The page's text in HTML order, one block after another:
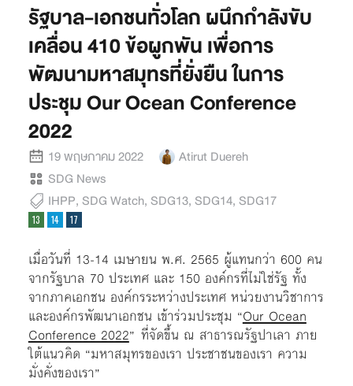
รัฐบาล-เอกชนทั่วโลก ผนึกกำลังขับ
เคลื่อน 410 ข้อผูกพัน เพื่อการ
พัฒนามหาสมุทรที่ยั่งยืน ในการ
ประชุม Our Ocean Conference
2022
19 พฤษภาคม 2022
Atirut Duereh
SDG News
IHPP, SDG Watch, SDG13, SDG14, SDG17
เมื่อวันที่ 13-14 เมษายน พ.ศ. 2565 ผู้แทนกว่า 600 คน
จากรัฐบาล 70 ประเทศ และ 150 องค์กรที่ไม่ใช่รัฐ ทั้ง
จากภาคเอกชน องค์กรระหว่างประเทศ หน่วยงานวิชาการ
และองค์กรพัฒนาเอกชน เข้าร่วมประชุม “Our Ocean
Conference 2022” ที่จัดขึ้น ณ สาธารณรัฐปาเลา ภาย
ใต้แนวคิด “มหาสมุทรของเรา ประชาชนของเรา ความ
มั่งคั่งของเรา”